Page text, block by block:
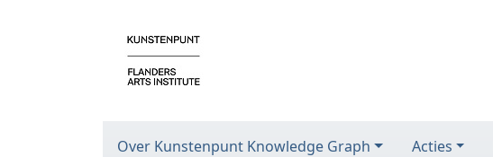
Over Kunstenpunt Knowledge Graph Acties